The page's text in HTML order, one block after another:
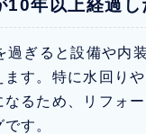
10年以上経過し
過ぎると設備や内
ます。特に水回り
るため、リフォ
す。